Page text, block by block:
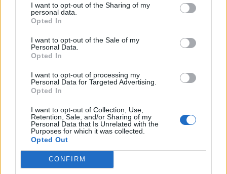
I want to opt-out of the Sharing of my
personal data.
Opted In
I want to opt-out of the Sale of my
Personal Data.
Opted In
I want to opt-out of processing my
Personal Data for Targeted Advertising.
Opted In
I want to opt-out of Collection, Use,
Retention, Sale, and/or Sharing of my
Personal Data that Is Unrelated with the
Purposes for which it was collected.
Opted Out
CONFIRM
Summer Mode ON! Η LG μετατρέπει κάθε
στιγμή σε απόλυτη gaming εμπειρία!